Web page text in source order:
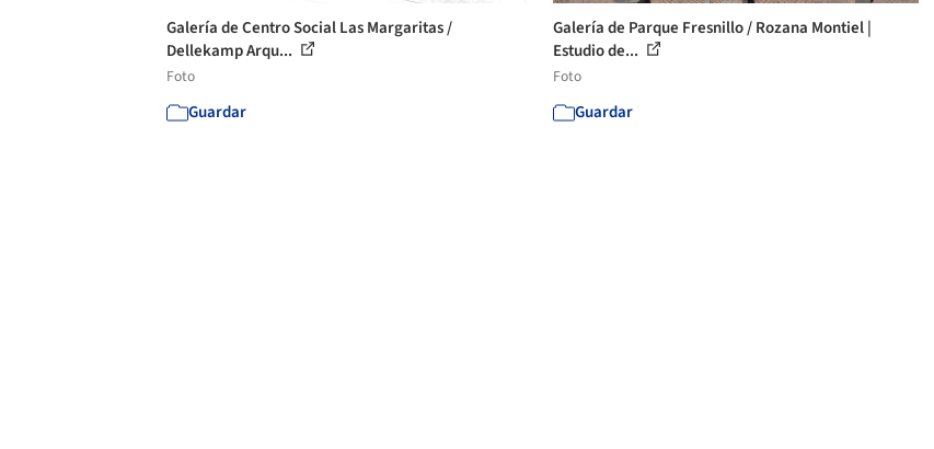
Galería de Centro Social Las Margaritas /
Dellekamp Arqu...
Foto
Guardar
Galería de Parque Fresnillo / Rozana Montiel |
Estudio de...
Foto
Guardar